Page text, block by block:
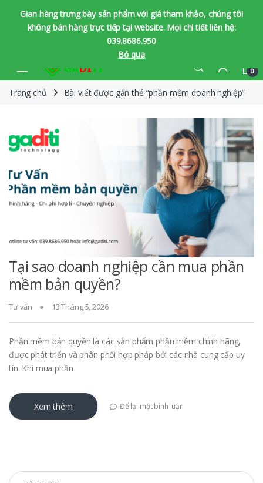
Gian hàng trưng bày sản phẩm với giá tham khảo, chúng tôi
không bán hàng trực tiếp tại website. Mọi chi tiết liên hệ:
039.8686.950
Bỏ qua
0
Trang chủ Bài viết được gắn thẻ “phần mềm doanh nghiệp”
Tại sao doanh nghiệp cần mua phần
mềm bản quyền?
Tư vấn 13 Tháng 5, 2026
Phần mềm bản quyền là các sản phẩm phần mềm chính hãng,
được phát triển và phân phối hợp pháp bởi các nhà cung cấp uy
tín. Khi mua phần
Xem thêm Để lại một bình luận
Tìm kiếm cho: